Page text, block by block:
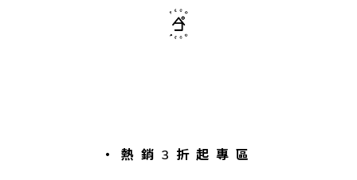
・熱銷3折起專區